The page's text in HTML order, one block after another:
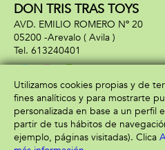
DON TRIS TRAS TOYS
AVD. EMILIO ROMERO Nº 20
05200 -Arevalo ( Avila )
613240401
Información
Aviso legal
Política de privacidad
Política de cookies
Utilizamos cookies propias y de
fines analíticos y para mostrarte
personalizada en base a un perfil
partir de tus hábitos de
ejemplo, páginas visitadas). Clica